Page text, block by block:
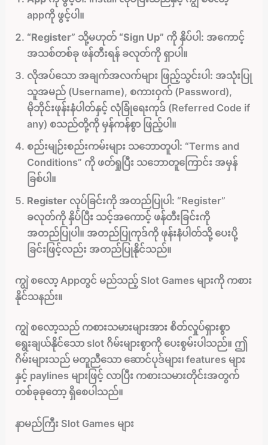
appကို ဖွင့်ပါ။
“Register” သို့မဟုတ် “Sign Up” ကို နှိပ်ပါ: အကောင့်
အသစ်တစ်ခု ဖန်တီးရန် ခလုတ်ကို ရှာပါ။
လိုအပ်သော အချက်အလက်များ ဖြည့်သွင်းပါ: အသုံးပြု
သူအမည် (Username), စကားဝှက် (Password),
မိုဘိုင်းဖုန်းနံပါတ်နှင့် လုံခြုံရေးကုဒ် (Referred Code if
any) စသည်တို့ကို မှန်ကန်စွာ ဖြည့်ပါ။
စည်းမျဉ်းစည်းကမ်းများ သဘောတူပါ: “Terms and
Conditions” ကို ဖတ်ရှုပြီး သဘောတူကြောင်း အမှန်
ခြစ်ပါ။
Register လုပ်ခြင်းကို အတည်ပြုပါ: “Register”
ခလုတ်ကို နှိပ်ပြီး သင့်အကောင့် ဖန်တီးခြင်းကို
အတည်ပြုပါ။ အတည်ပြုကုဒ်ကို ဖုန်းနံပါတ်သို့ ပေးပို့
ခြင်းဖြင့်လည်း အတည်ပြုနိုင်သည်။
ကျွဲ စလော့ Appတွင် မည်သည့် Slot Games များကို ကစား
နိုင်သနည်း။
ကျွဲ စလော့သည် ကစားသမားများအား စိတ်လှုပ်ရှားစွာ
ရွေးချယ်နိုင်သော slot ဂိမ်းများစွာကို ပေးစွမ်းပါသည်။ ဤ
ဂိမ်းများသည် မတူညီသော ဆောင်ပုဒ်များ၊ features များ
နှင့် paylines များဖြင့် လာပြီး ကစားသမားတိုင်းအတွက်
တစ်ခုခုတော့ ရှိစေပါသည်။
နာမည်ကြီး Slot Games များ